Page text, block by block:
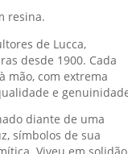
resina.
de Lucca,
desde 1900. Cada
mão, com extrema
e
diante de uma
símbolos de sua